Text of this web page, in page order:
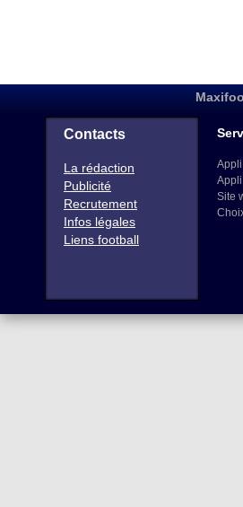
Contacts
La rédaction
Publicité
Recrutement
Infos légales
Liens football
Site